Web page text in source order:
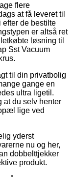
flere
at få leveret til
efter de bestilte
er altså ret
løsning til
Sst Vacuum
til din privatbolig
gange en
ultra ligetil.
at du selv henter
lige ved
yderst
nu og her,
dobbelttjekker
produkt.